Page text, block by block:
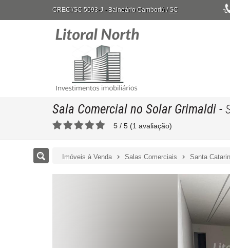
CRECI/SC 5693-J - Balneário Camboriú /SC
Sala Comercial no Solar Grimaldi -
5 / 5 (1 avaliação)
Imóveis à Venda Salas Comerciais Santa